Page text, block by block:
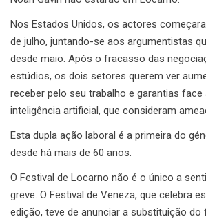
Nos Estados Unidos, os actores
de julho, juntando-se aos argumentistas
desde maio. Após o fracasso das
estúdios, os dois setores querem ver
receber pelo seu trabalho e garantias face
inteligência artificial, que consideram
Esta dupla ação laboral é a primeira do
desde há mais de 60 anos.
O Festival de Locarno não é o único a
greve. O Festival de Veneza, que celebra
edição, teve de anunciar a substituição do